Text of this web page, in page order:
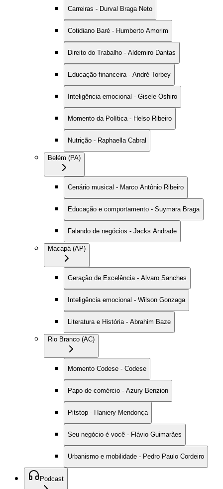
Carreiras - Durval Braga Neto
Cotidiano Baré - Humberto Amorim
Direito do Trabalho - Aldemiro Dantas
Educação financeira - André Torbey
Inteligência emocional - Gisele Oshiro
Momento da Política - Helso Ribeiro
Nutrição - Raphaella Cabral
Belém (PA)
Cenário musical - Marco Antônio Ribeiro
Educação e comportamento - Suymara Braga
Falando de negócios - Jacks Andrade
Macapá (AP)
Geração de Excelência - Alvaro Sanches
Inteligência emocional - Wilson Gonzaga
Literatura e História - Abrahim Baze
Rio Branco (AC)
Momento Codese - Codese
Papo de comércio - Azury Benzion
Pitstop - Haniery Mendonça
Seu negócio é você - Flávio Guimarães
Urbanismo e mobilidade - Pedro Paulo Cordeiro
Podcast